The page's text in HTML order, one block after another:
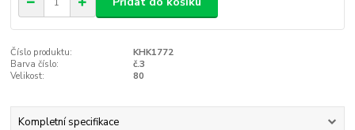
Číslo produktu:
KHK1772
Barva číslo:
č.3
Velikost:
80
Kompletní specifikace